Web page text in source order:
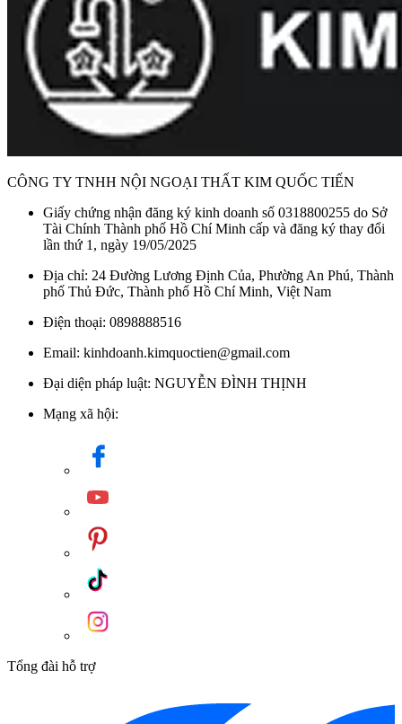
dụng.
Giá để cốc đôi bằng đồng Kanly GCK08B
Thiết kế treo tường giúp giải phóng diện tích mặt lavabo, hỗ trợ
cách bố trí này còn giúp các vật dụng cá nhân được đặt cố
định, hạn chế tình trạng bừa bộn trong phòng tắm.
CÔNG TY TNHH NỘI NGOẠI THẤT KIM QUỐC TIẾN
Giấy chứng nhận đăng ký kinh doanh số 0318800255 do Sở
Tài Chính Thành phố Hồ Chí Minh cấp và đăng ký thay đổi
lần thứ 1, ngày 19/05/2025
Địa chỉ: 24 Đường Lương Định Của, Phường An Phú, Thành
phố Thủ Đức, Thành phố Hồ Chí Minh, Việt Nam
Điện thoại: 0898888516
Email: kinhdoanh.kimquoctien@gmail.com
Đại diện pháp luật: NGUYỄN ĐÌNH THỊNH
Mạng xã hội:
Tổng đài hỗ trợ